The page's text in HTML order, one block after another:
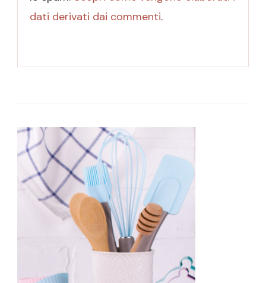
dati derivati dai commenti.